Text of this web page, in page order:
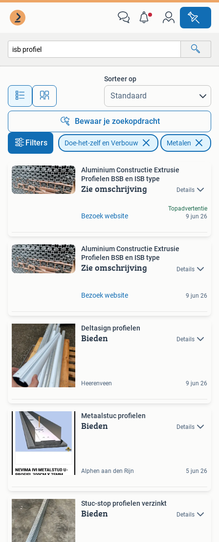
Alle afstanden…
Sorteer op
Bewaar je zoekopdracht
Filters Doe-het-zelf en Verbouw Metalen
Aluminium Constructie Extrusie
Profielen BSB en ISB type
Zie omschrijving Details
Bezoek website
Topadvertentie
9 jun 26
Aluminium Constructie Extrusie
Profielen BSB en ISB type
Zie omschrijving Details
Bezoek website 9 jun 26
Deltasign profielen
Bieden Details
Heerenveen 9 jun 26
Metaalstuc profielen
Bieden Details
Alphen aan den Rijn 5 jun 26
Stuc-stop profielen verzinkt
Bieden Details